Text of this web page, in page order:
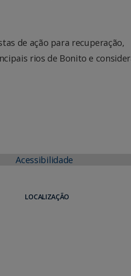
de ação para recuperação,
rios de Bonito e
Acessibilidade
LOCALIZAÇÃO